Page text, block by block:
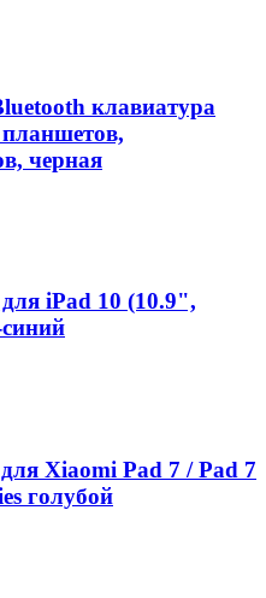
клавиатура
черная
iPad 10 (10.9",
Xiaomi Pad 7 / Pad 7
голубой